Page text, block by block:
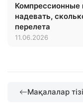
Компрессионные
надевать,
перелета
11.06.2026
Мақалалар